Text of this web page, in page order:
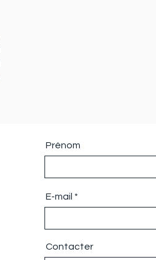
Prénom
E-mail
Contacter